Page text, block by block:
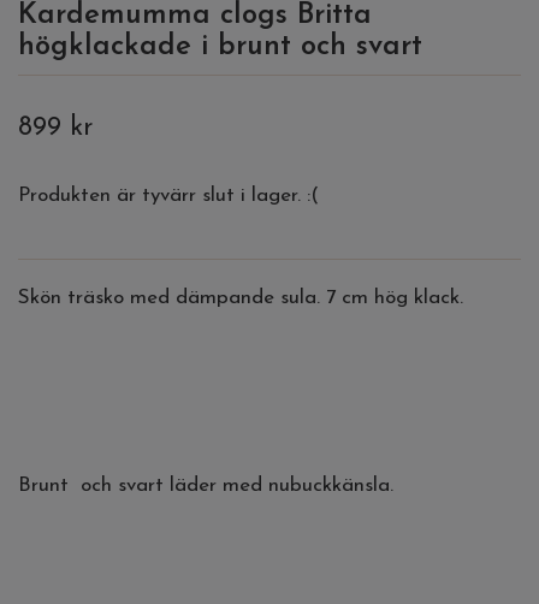
Kardemumma clogs Britta
högklackade i brunt och svart
899 kr
Produkten är tyvärr slut i lager. :(
Skön träsko med dämpande sula. 7 cm hög klack.
Brunt och svart läder med nubuckkänsla.